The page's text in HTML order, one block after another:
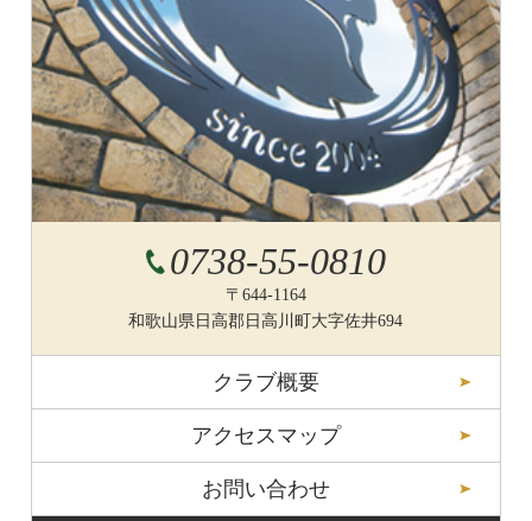
0738-55-0810
〒644-1164
和歌山県日高郡日高川町大字佐井694
クラブ概要
アクセスマップ
お問い合わせ